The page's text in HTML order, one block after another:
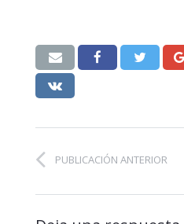
PUBLICACIÓN ANTERIOR